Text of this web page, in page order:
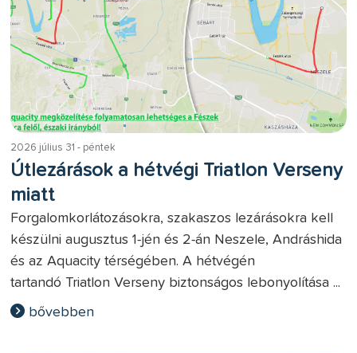
2026 július 31 - péntek
Útlezárások a hétvégi Triatlon Verseny
miatt
Forgalomkorlátozásokra, szakaszos lezárásokra kell
készülni augusztus 1-jén és 2-án Neszele, Andráshida
és az Aquacity térségében. A hétvégén
tartandó Triatlon Verseny biztonságos lebonyolítása ...
bővebben